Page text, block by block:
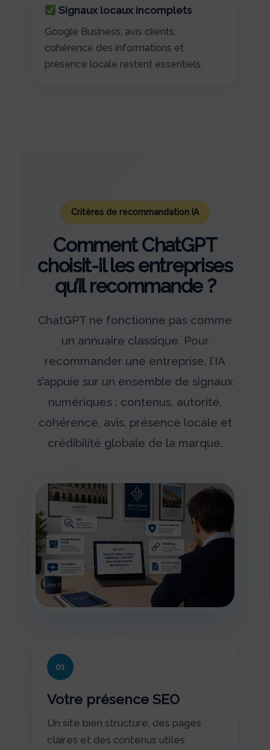
Signaux locaux incomplets
Google Business, avis clients,
cohérence des informations et
présence locale restent essentiels.
Critères de recommandation IA
Comment ChatGPT
choisit-il les entreprises
qu’il recommande ?
ChatGPT ne fonctionne pas comme
un annuaire classique. Pour
recommander une entreprise, l’IA
s’appuie sur un ensemble de signaux
numériques : contenus, autorité,
cohérence, avis, présence locale et
crédibilité globale de la marque.
01
Votre présence SEO
Un site bien structuré, des pages
claires et des contenus utiles